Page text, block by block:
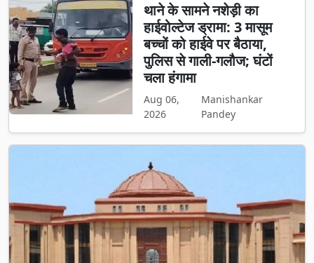
थाने के सामने नशेड़ी का
हाईवोल्टेज ड्रामा: 3 मासूम
बच्चों को हाईवे पर बैठाया,
पुलिस से गाली-गलौज; घंटों
चला हंगामा
Aug 06,
2026
Manishankar
Pandey